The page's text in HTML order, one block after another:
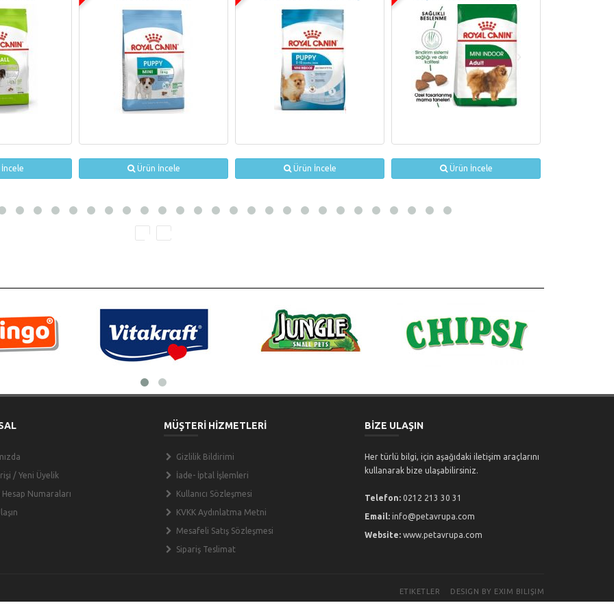
Ürün İncele Ürün İncele Ürün İncele
/ Yeni Üyelik
Hesap Numaraları
MÜŞTERİ HİZMETLERİ
Gizlilik Bildirimi
İade- İptal İşlemleri
Kullanıcı Sözleşmesi
KVKK Aydınlatma Metni
Mesafeli Satış Sözleşmesi
Sipariş Teslimat
BİZE ULAŞIN
Her türlü bilgi, için aşağıdaki iletişim araçlarını
kullanarak bize ulaşabilirsiniz.
Telefon:0212 213 30 31
Email:info@petavrupa.com
Website:www.petavrupa.com
ETIKETLER DESIGN BY EXIM BILIŞIM